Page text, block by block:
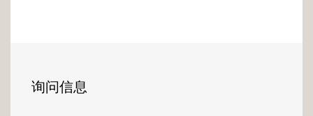
询问信息